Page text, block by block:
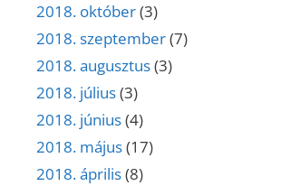
2018. október(3)
2018. szeptember(7)
2018. augusztus(3)
2018. július(3)
2018. június(4)
2018. május(17)
2018. április(8)